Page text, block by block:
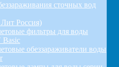
сточных вод
Россия)
фильтры для воды
Basic
обеззараживатели воды